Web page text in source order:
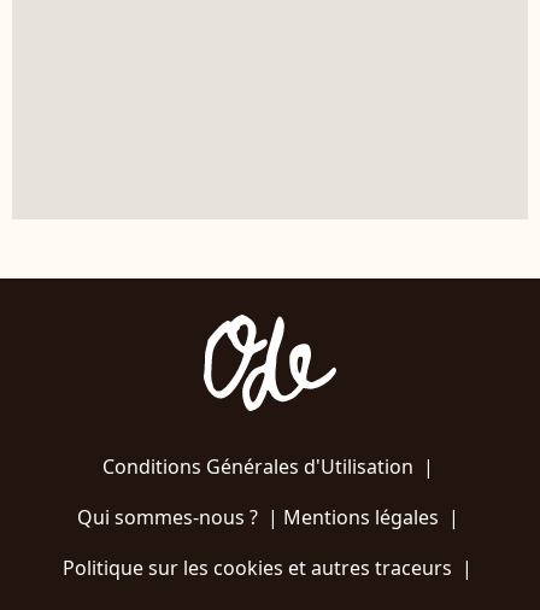
Conditions Générales d'Utilisation |
Qui sommes-nous ?| Mentions légales |
Politique sur les cookies et autres traceurs |